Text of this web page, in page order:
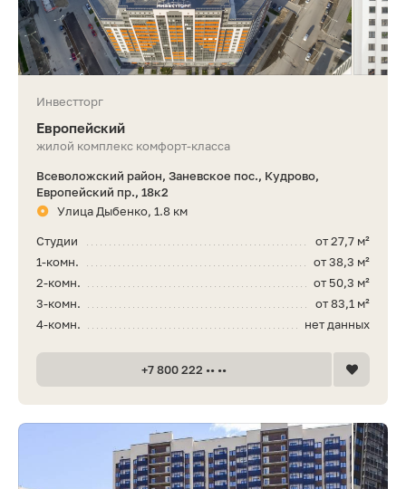
Инвестторг
Европейский
жилой комплекс комфорт-класса
Всеволожский район, Заневское пос., Кудрово,
Европейский пр., 18к2
Улица Дыбенко, 1.8 км
от 27,7 м²
Студии
от 38,3 м²
1-комн.
от 50,3 м²
2-комн.
от 83,1 м²
3-комн.
нет данных
4-комн.
+7 800 222 •• ••